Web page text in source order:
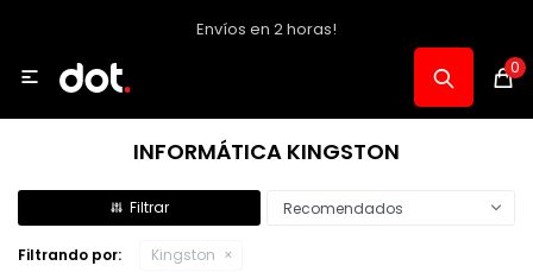
Envíos en 2 horas!
0

INFORMÁTICA KINGSTON
Recomendados
Filtrando por: Kingston
Notebooks y PC